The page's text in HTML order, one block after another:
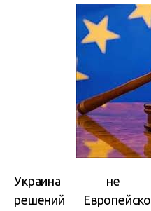
Украина не
решений